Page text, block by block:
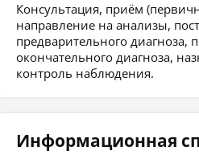
Консультация, приём
направление на анализы,
предварительного диагноза,
окончательного диагноза,
контроль наблюдения.
Информационная